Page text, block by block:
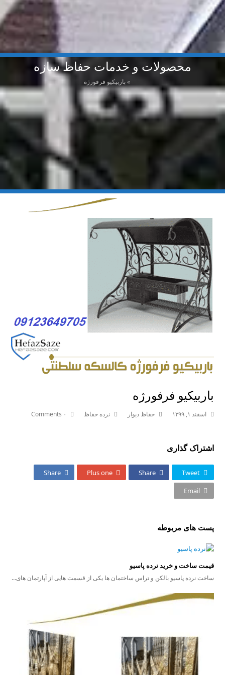
محصولات و خدمات حفاظ سازه
»باربیکیو فرفورژه
باربیکیو فرفورژه
اسفند ۱, ۱۳۹۹ حفاظ دیوار نرده حفاظ ۰ Comments
اشتراک گذاری
Tweet
Share
Plus one
Share
Email
پست های مربوطه
قیمت ساخت و خرید نرده پاسیو
ساخت نرده پاسیو بالکن و تراس ساختمان ها یکی از قسمت هایی از آپارتمان های…